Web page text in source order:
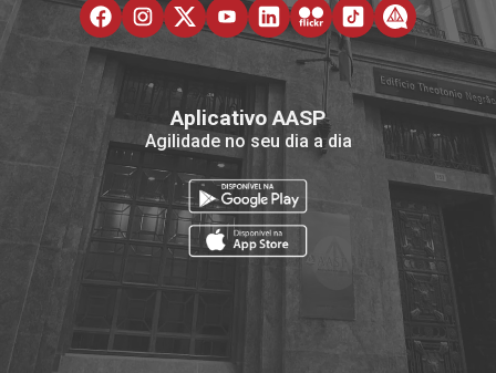
Aplicativo AASP
Agilidade no seu dia a dia